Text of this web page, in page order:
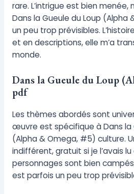
rare. L’intrigue est bien menée,
Dans la Gueule du Loup
un peu trop prévisibles.
et en descriptions, elle m’a
monde.
Dans la Gueule du Loup
pdf
Les thèmes abordés sont
œuvre est spécifique à Dans la
(Alpha & Omega, #5) culture.
indifférent, gratuit si je l’avais lu
personnages sont bien
est parfois un peu trop